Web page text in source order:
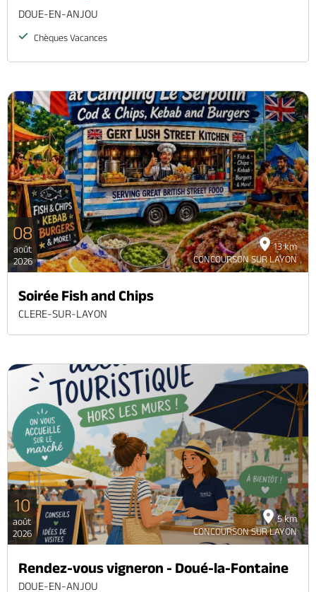
DOUE-EN-ANJOU
Chèques Vacances
13 km
CONCOURSON SUR LAYON
08
août
2026
Soirée Fish and Chips
CLERE-SUR-LAYON
5 km
CONCOURSON SUR LAYON
10
août
2026
Rendez-vous vigneron - Doué-la-Fontaine
DOUE-EN-ANJOU